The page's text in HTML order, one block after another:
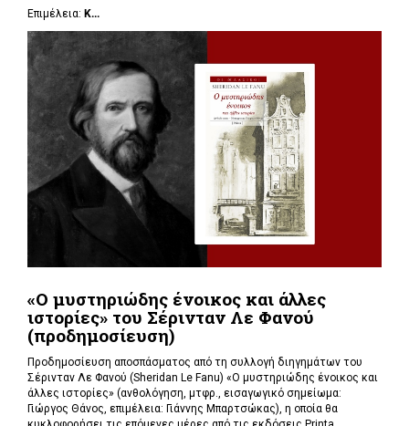
Επιμέλεια: Κ...
«Ο μυστηριώδης ένοικος και άλλες
ιστορίες» του Σέρινταν Λε Φανού
(προδημοσίευση)
Προδημοσίευση αποσπάσματος από τη συλλογή διηγημάτων του
Σέρινταν Λε Φανού (Sheridan Le Fanu) «Ο μυστηριώδης ένοικος και
άλλες ιστορίες» (ανθολόγηση, μτφρ., εισαγωγικό σημείωμα:
Γιώργος Θάνος, επιμέλεια: Γιάννης Μπαρτσώκας), η οποία θα